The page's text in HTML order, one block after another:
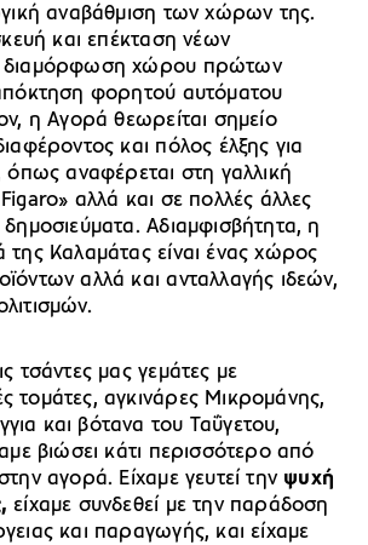
αναβάθμιση των χώρων της.
και επέκταση νέων
διαμόρφωση χώρου πρώτων
φορητού αυτόματου
η Αγορά θεωρείται σημείο
και πόλος έλξης για
όπως αναφέρεται στη γαλλική
αλλά και σε πολλές άλλες
δημοσιεύματα. Αδιαμφισβήτητα, η
της Καλαμάτας είναι ένας χώρος
αλλά και ανταλλαγής ιδεών,
τσάντες μας γεμάτες με
τομάτες, αγκινάρες Μικρομάνης,
και βότανα του Ταΰγετου,
βιώσει κάτι περισσότερο από
αγορά. Είχαμε γευτεί την ψυχή
είχαμε συνδεθεί με την παράδοση
και παραγωγής, και είχαμε